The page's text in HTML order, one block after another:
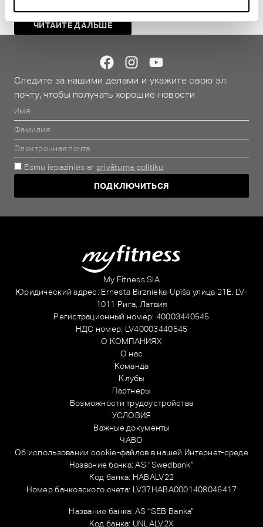
ЧИТАЙТЕ ДАЛЬШЕ
Следите за нашими делами и укажите свою эл.
почту, чтобы получать хорошие новости
Esmu iepazinies ar privātuma politiku
ПОДКЛЮЧИТЬСЯ
My Fitness SIA
Юридический адрес: Ernesta Birznieka-Upīša улица 21E, LV-
1011 Рига, Латвия
Регистрационный номер: 40003440545
НДС номер: LV40003440545
О КОМПАНИЯХ
О нас
Команда
Клубы
Партнеры
Возможности трудоустройства
УСЛОВИЯ
Важные документы
ЧАВО
Об использовании cookie-файлов в нашей Интернет-среде
Название банка: AS “Swedbank”
Код банка: HABALV22
Номер банковского счета: LV37HABA0001408046417
Название банка: AS “SEB Banka”
Код банка: UNLALV2X